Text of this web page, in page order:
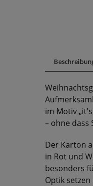
im Motiv
– ohne dass
Der Karton
in Rot und
besonders
Optik